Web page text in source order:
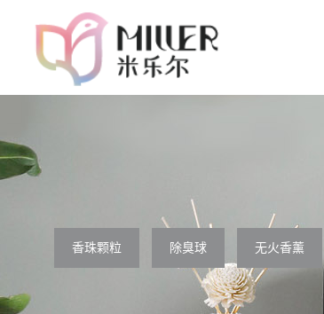
香珠颗粒 除臭球 无火香薰